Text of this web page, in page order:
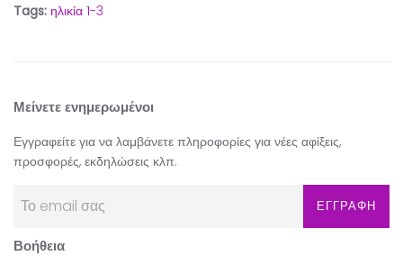
Tags: ηλικία 1-3
Μείνετε ενημερωμένοι
Εγγραφείτε για να λαμβάνετε πληροφορίες για νέες αφίξεις,
προσφορές, εκδηλώσεις κλπ.
ΕΓΓΡΑΦΗ
Βοήθεια